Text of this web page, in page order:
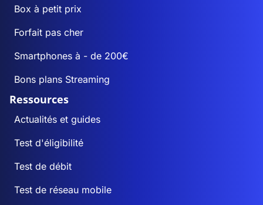
Box à petit prix
Forfait pas cher
Smartphones à - de 200€
Bons plans Streaming
Ressources
Actualités et guides
Test d'éligibilité
Test de débit
Test de réseau mobile